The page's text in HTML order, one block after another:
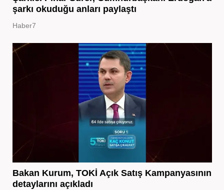
şarkı okuduğu anları paylaştı
Haber7
Bakan Kurum, TOKİ Açık Satış Kampanyasının
detaylarını açıkladı